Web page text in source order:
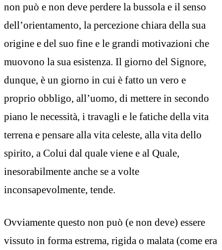
non può e non deve perdere la bussola e il senso
dell’orientamento, la percezione chiara della sua
origine e del suo fine e le grandi motivazioni che
muovono la sua esistenza. Il giorno del Signore,
dunque, è un giorno in cui è fatto un vero e
proprio obbligo, all’uomo, di mettere in secondo
piano le necessità, i travagli e le fatiche della vita
terrena e pensare alla vita celeste, alla vita dello
spirito, a Colui dal quale viene e al Quale,
inesorabilmente anche se a volte
inconsapevolmente, tende.
Ovviamente questo non può (e non deve) essere
vissuto in forma estrema, rigida o malata (come era